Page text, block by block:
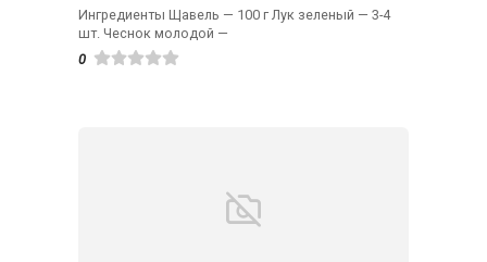
Ингредиенты Щавель — 100 г Лук зеленый — 3-4
шт. Чеснок молодой —
0